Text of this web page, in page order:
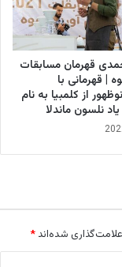
قهرمان مسابقات
| قهرمانی با
از کلمبیا به نام
نلسون ماندلا
شده‌اند *